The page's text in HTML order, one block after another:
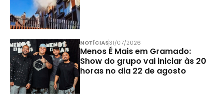
NOTÍCIAS31/07/2026
Menos É Mais em Gramado:
Show do grupo vai iniciar às 20
horas no dia 22 de agosto